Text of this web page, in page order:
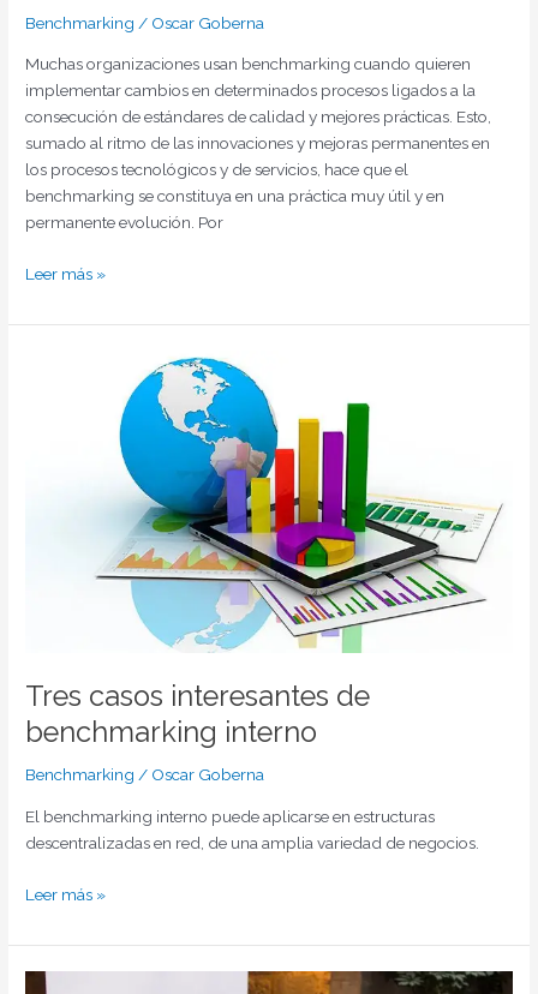
Benchmarking / Oscar Goberna
Muchas organizaciones usan benchmarking cuando quieren
implementar cambios en determinados procesos ligados a la
consecución de estándares de calidad y mejores prácticas. Esto,
sumado al ritmo de las innovaciones y mejoras permanentes en
los procesos tecnológicos y de servicios, hace que el
benchmarking se constituya en una práctica muy útil y en
permanente evolución. Por
Leer más »
Tres casos interesantes de
benchmarking interno
Benchmarking / Oscar Goberna
El benchmarking interno puede aplicarse en estructuras
descentralizadas en red, de una amplia variedad de negocios.
benchmarking
Leer más »
Interesante